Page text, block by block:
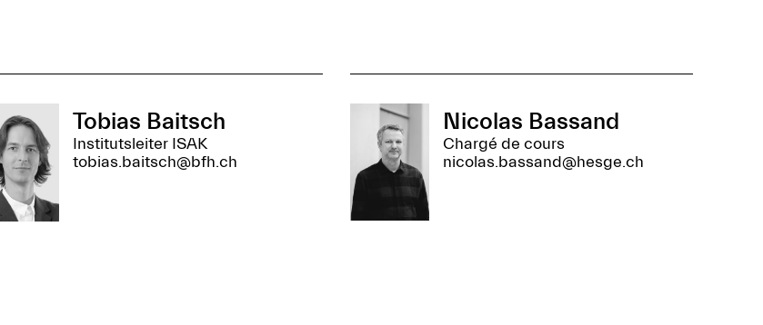
Tobias Baitsch
Institutsleiter ISAK
tobias.baitsch@bfh.ch
Nicolas Bassand
Chargé de cours
nicolas.bassand@hesge.ch